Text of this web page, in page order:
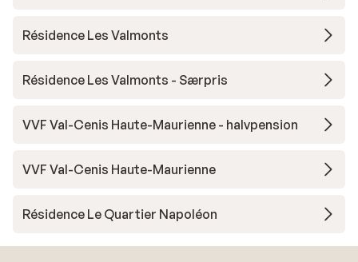
Résidence Les Valmonts
Résidence Les Valmonts - Særpris
VVF Val-Cenis Haute-Maurienne - halvpension
VVF Val-Cenis Haute-Maurienne
Résidence Le Quartier Napoléon